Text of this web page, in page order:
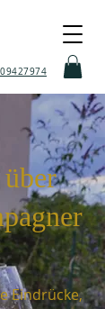
Eindrücke,